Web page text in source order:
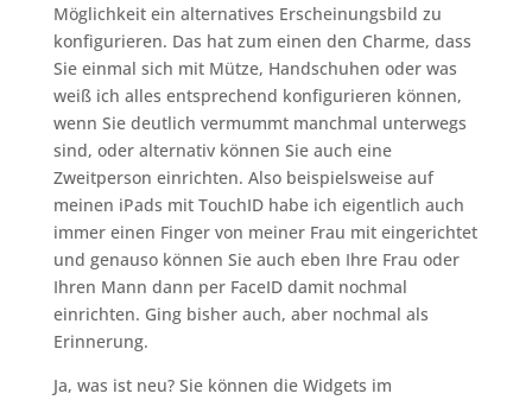
Möglichkeit ein alternatives Erscheinungsbild zu
konfigurieren. Das hat zum einen den Charme, dass
Sie einmal sich mit Mütze, Handschuhen oder was
weiß ich alles entsprechend konfigurieren können,
wenn Sie deutlich vermummt manchmal unterwegs
sind, oder alternativ können Sie auch eine
Zweitperson einrichten. Also beispielsweise auf
meinen iPads mit TouchID habe ich eigentlich auch
immer einen Finger von meiner Frau mit eingerichtet
und genauso können Sie auch eben Ihre Frau oder
Ihren Mann dann per FaceID damit nochmal
einrichten. Ging bisher auch, aber nochmal als
Erinnerung.
Ja, was ist neu? Sie können die Widgets im